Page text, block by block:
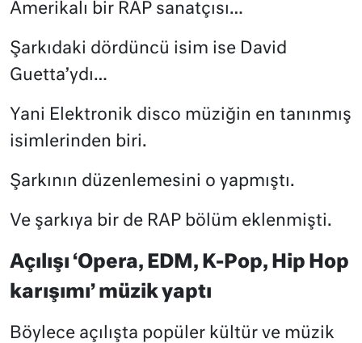
Amerikalı bir RAP sanatçısı…
Şarkıdaki dördüncü isim ise David
Guetta’ydı…
Yani Elektronik disco müziğin en tanınmış
isimlerinden biri.
Şarkının düzenlemesini o yapmıştı.
Ve şarkıya bir de RAP bölüm eklenmişti.
Açılışı ‘Opera, EDM, K-Pop, Hip Hop
karışımı’ müzik yaptı
Böylece açılışta popüler kültür ve müzik